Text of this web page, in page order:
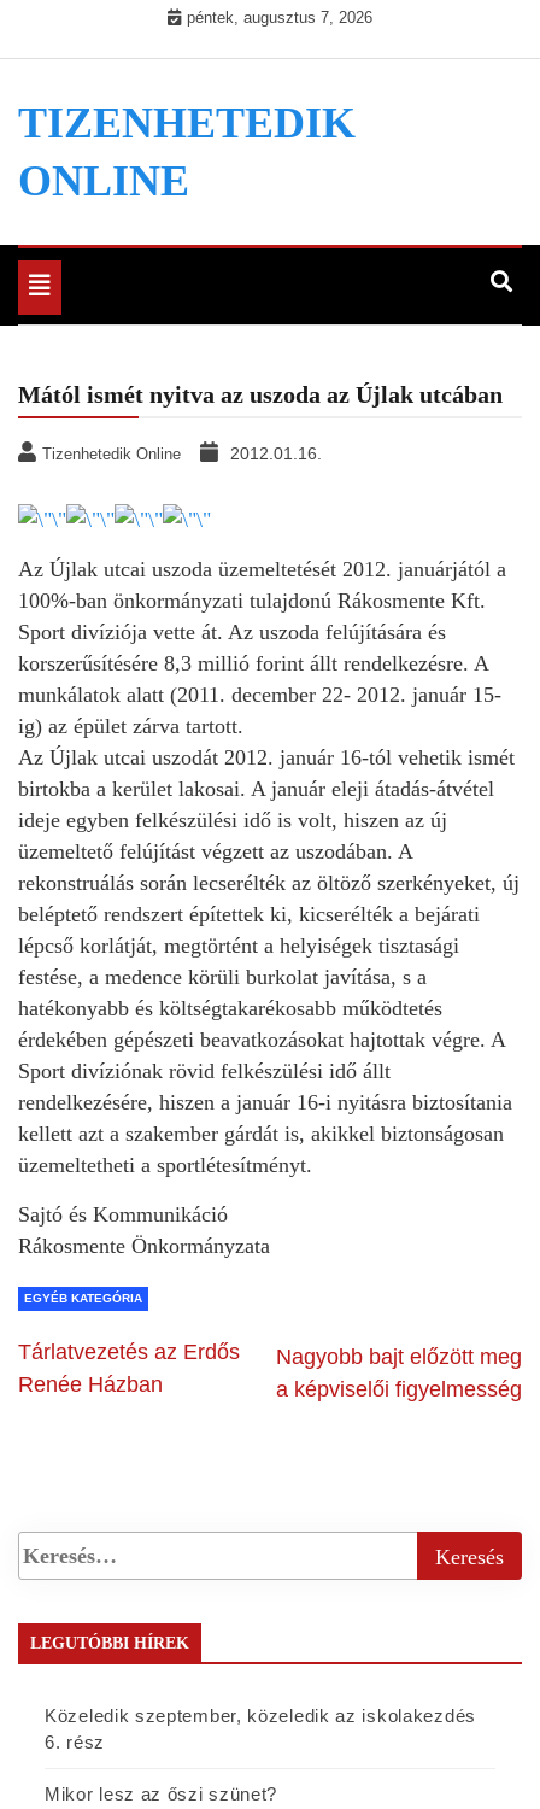
péntek, augusztus 7, 2026
TIZENHETEDIK
ONLINE
Toggle
navigation
Mától ismét nyitva az uszoda az Újlak utcában
Tizenhetedik Online 2012.01.16.
Az Újlak utcai uszoda üzemeltetését 2012. januárjától a
100%-ban önkormányzati tulajdonú Rákosmente Kft.
Sport divíziója vette át. Az uszoda felújítására és
korszerűsítésére 8,3 millió forint állt rendelkezésre. A
munkálatok alatt (2011. december 22- 2012. január 15-
ig) az épület zárva tartott.
Az Újlak utcai uszodát 2012. január 16-tól vehetik ismét
birtokba a kerület lakosai. A január eleji átadás-átvétel
ideje egyben felkészülési idő is volt, hiszen az új
üzemeltető felújítást végzett az uszodában. A
rekonstruálás során lecserélték az öltöző szerkényeket, új
beléptető rendszert építettek ki, kicserélték a bejárati
lépcső korlátját, megtörtént a helyiségek tisztasági
festése, a medence körüli burkolat javítása, s a
hatékonyabb és költségtakarékosabb működtetés
érdekében gépészeti beavatkozásokat hajtottak végre. A
Sport divíziónak rövid felkészülési idő állt
rendelkezésére, hiszen a január 16-i nyitásra biztosítania
kellett azt a szakember gárdát is, akikkel biztonságosan
üzemeltetheti a sportlétesítményt.
Sajtó és Kommunikáció
Rákosmente Önkormányzata
EGYÉB KATEGÓRIA
Tárlatvezetés az Erdős
Renée Házban
Nagyobb bajt előzött meg
a képviselői figyelmesség
LEGUTÓBBI HÍREK
Közeledik szeptember, közeledik az iskolakezdés
6. rész
Mikor lesz az őszi szünet?